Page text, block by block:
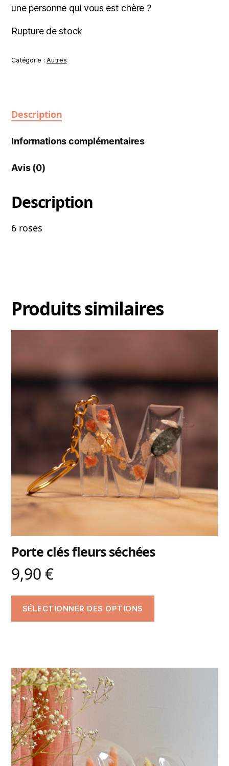
une personne qui vous est chère ?
Rupture de stock
Catégorie :Autres
Description
Informations complémentaires
Avis (0)
Description
6 roses
Produits similaires
Porte clés fleurs séchées
9,90€
SÉLECTIONNER DES OPTIONS